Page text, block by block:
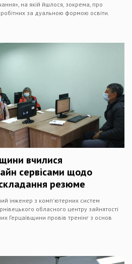
на якій йшлося, зокрема, про
за дуальною формою освіти.
вчилися
сервісами щодо
резюме
інженер з комп'ютерних систем
обласного центру зайнятості
Герцаївщини провів тренінг з основ